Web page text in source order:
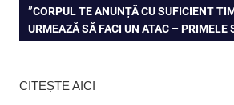
articole
NEXT
POST:
”CORPUL TE ANUNȚĂ CU SUFICIENT
URMEAZĂ SĂ FACI UN ATAC – PRIMELE